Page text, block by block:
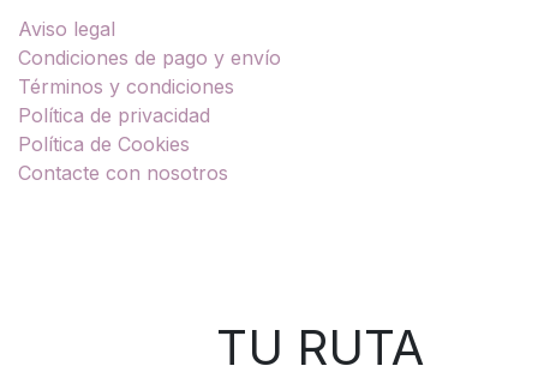
Aviso legal
Condiciones de pago y envío
Términos y condiciones
Política de privacidad
Política de Cookies
Contacte con nosotros
TU RUTA